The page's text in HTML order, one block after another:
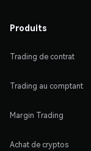
Produits
Trading de contrat
Trading au comptant
Margin Trading
Achat de cryptos